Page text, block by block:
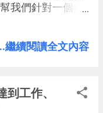
我們針對一個具
繼續閱讀全文內容
工作、